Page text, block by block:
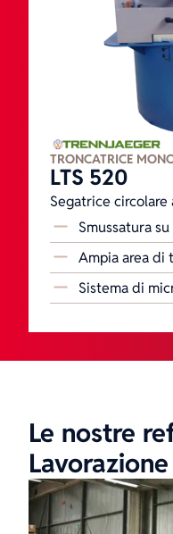
TRONCATRICE
LTS 520
Segatrice
Smussatura
Ampia area di
Sistema di
Le nostre